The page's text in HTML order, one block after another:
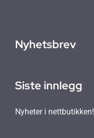
Nyhetsbrev
Siste innlegg
Nyheter i nettbutikken!